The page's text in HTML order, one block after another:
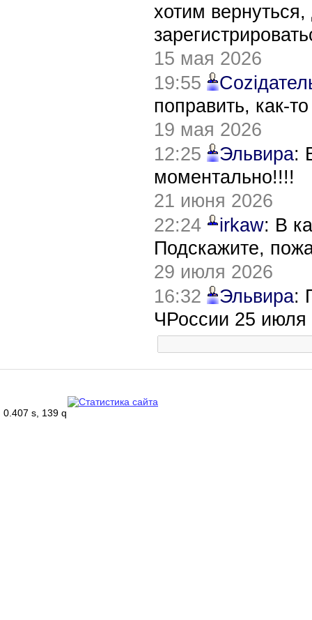
хотим
15 мая 2026
19:55
поправить, как-
19 мая 2026
12:25
Эльвира:
моментально!!!!
21 июня 2026
22:24
irkaw: В
Подскажите,
29 июля 2026
16:32
Эльвира:
ЧРоссии 25 июля
0.407 s, 139 q